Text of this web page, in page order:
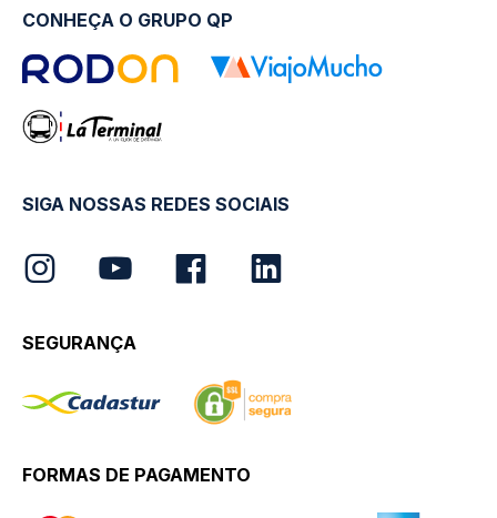
CONHEÇA O GRUPO QP
SIGA NOSSAS REDES SOCIAIS
SEGURANÇA
FORMAS DE PAGAMENTO